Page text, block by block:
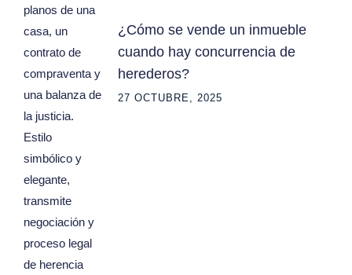
¿Cómo se vende un inmueble
cuando hay concurrencia de
herederos?
27 OCTUBRE, 2025